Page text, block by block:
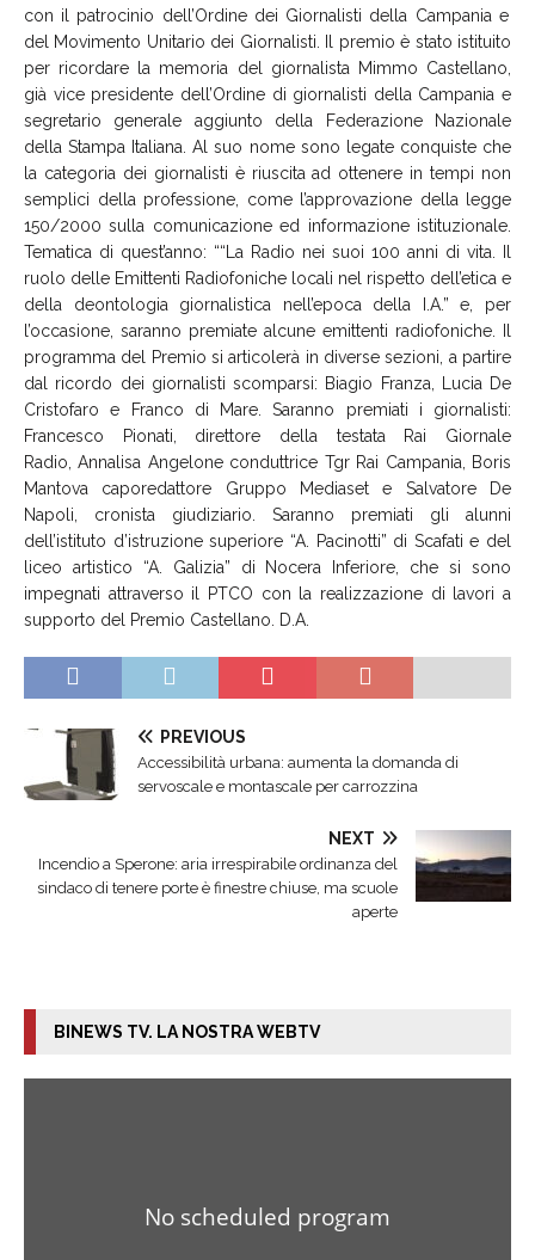
con il patrocinio dell’Ordine dei Giornalisti della Campania e
del Movimento Unitario dei Giornalisti.
l premio è stato istituito
per ricordare la memoria del giornalista Mimmo Castellano,
già vice presidente dell’Ordine di giornalisti della Campania e
segretario generale aggiunto della Federazione Nazionale
della Stampa Italiana. Al suo nome sono legate conquiste che
la categoria dei giornalisti è riuscita ad ottenere in tempi non
semplici della professione, come l’approvazione della legge
150/2000 sulla comunicazione ed informazione istituzionale.
Tematica di quest’anno: ““La Radio nei suoi 100 anni di vita. Il
ruolo delle Emittenti Radiofoniche locali nel rispetto dell’etica e
della deontologia giornalistica nell’epoca della I.A.” e, per
l’occasione, saranno premiate alcune emittenti radiofoniche.
programma del Premio si articolerà in diverse sezioni, a partire
dal ricordo dei giornalisti scomparsi: Biagio Franza , Lucia De
Cristofaro e Franco di Mare. Saranno premiati i giornalisti:
Francesco
Pionati , direttore della testata Rai Giornale
Radio,Annalisa Angelone conduttrice TgrRai Campania,
Boris
Mantova caporedattore Gruppo Mediaset e Salvatore De
Napoli, cronista giudiziario. Saranno premiati gli alunni
dell’istituto d’istruzione superiore “A. Pacinotti” di Scafati e del
liceo artistico “A. Galizia” di Nocera Inferiore, che si sono
impegnati attraverso il PTCO con la realizzazione di lavori a
supporto del Premio Castellano.
D.A.
PREVIOUS
Accessibilità urbana: aumenta la domanda di
servoscale e montascale per carrozzina
NEXT
Incendio a Sperone: aria irrespirabile ordinanza del
sindaco di tenere porte è finestre chiuse, ma scuole
aperte
BINEWS TV. LA NOSTRA WEBTV